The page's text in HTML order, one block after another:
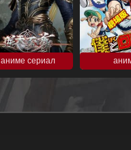
аниме сериал